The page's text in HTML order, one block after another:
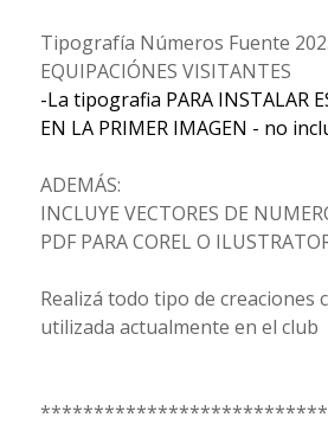
Tipografía Números Fuente
EQUIPACIÓNES VISITANTES
-La tipografia PARA INSTALAR
EN LA PRIMER IMAGEN - no
ADEMÁS:
INCLUYE VECTORES DE
PDF PARA COREL O
Realizá todo tipo de creaciones
utilizada actualmente en el club